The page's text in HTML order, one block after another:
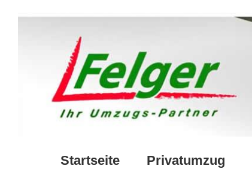
Startseite Privatumzug